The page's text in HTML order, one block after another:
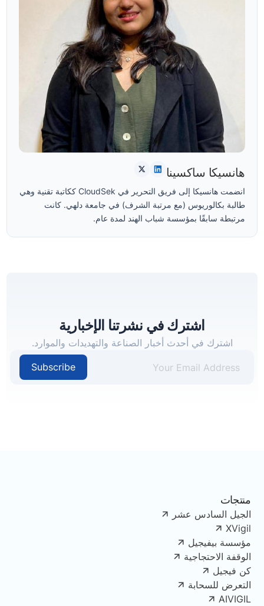
هانسيكا ساكسينا
انضمت هانسيكا إلى فريق التحرير في CloudSek ككاتبة تقنية وهي
طالبة بكالوريوس (مع مرتبة الشرف) في جامعة دلهي. كانت
مرتبطة سابقًا بمؤسسة شباب الهند لمدة عام.
اشترك في نشرتنا الإخبارية
اشترك في أحدث أخبار الصناعة والتهديدات والموارد.
Subscribe
منتجات
الجيل السادس عشر
XVigil
مؤسسة بيفيجيل
الوقفة الاحتجاجية
كن فيجيل
التعرض للسحابة
AIVIGIL